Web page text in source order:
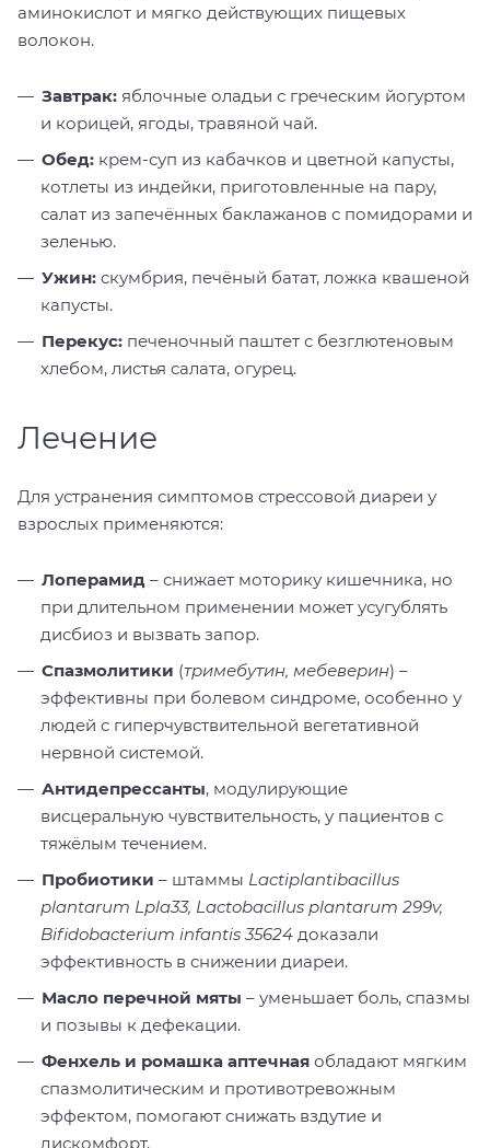
аминокислот и мягко действующих пищевых
волокон.
Завтрак: яблочные оладьи с греческим йогуртом
и корицей, ягоды, травяной чай.
Обед: крем-суп из кабачков и цветной капусты,
котлеты из индейки, приготовленные на пару,
салат из запечённых баклажанов с помидорами и
зеленью.
Ужин: скумбрия, печёный батат, ложка квашеной
капусты.
Перекус: печеночный паштет с безглютеновым
хлебом, листья салата, огурец.
Лечение
Для устранения симптомов стрессовой диареи у
взрослых применяются:
Лоперамид – снижает моторику кишечника, но
при длительном применении может усугублять
дисбиоз и вызвать запор.
Спазмолитики (тримебутин, мебеверин) –
эффективны при болевом синдроме, особенно у
людей с гиперчувствительной вегетативной
нервной системой.
Антидепрессанты, модулирующие
висцеральную чувствительность, у пациентов с
тяжёлым течением.
Пробиотики – штаммы Lactiplantibacillus
plantarum Lpla33, Lactobacillus plantarum 299v,
Bifidobacterium infantis 35624 доказали
эффективность в снижении диареи.
Масло перечной мяты – уменьшает боль, спазмы
и позывы к дефекации.
Фенхель и ромашка аптечная обладают мягким
спазмолитическим и противотревожным
эффектом, помогают снижать вздутие и
дискомфорт.